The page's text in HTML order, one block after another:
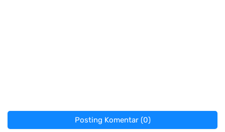
Posting Komentar (0)